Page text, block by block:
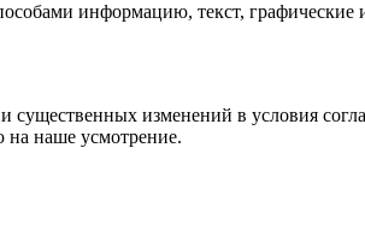
информацию, текст,
изменений в условия
на наше усмотрение.